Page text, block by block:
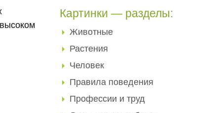
Картинки — разделы:
Животные
Растения
Человек
Правила поведения
Профессии и труд